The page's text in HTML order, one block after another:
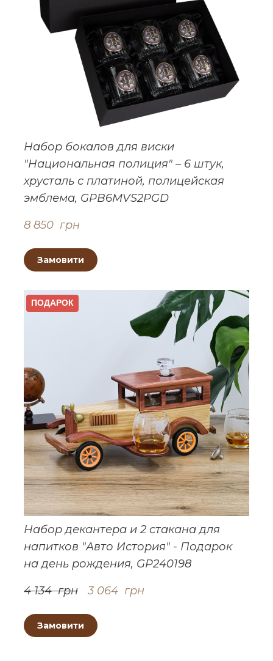
Набор бокалов для виски
"Национальная полиция" – 6 штук,
хрусталь с платиной, полицейская
эмблема, GPB6MVS2PGD
8 850  грн
Замовити
ПОДАРОК
Набор декантера и 2 стакана для
напитков "Авто История" - Подарок
на день рождения, GP240198
4 134  грн
3 064  грн
Замовити